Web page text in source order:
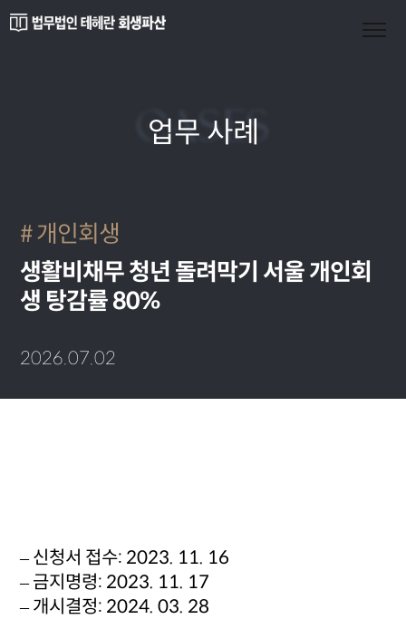
CASES
업무 사례
개인회생
생활비채무 청년 돌려막기 서울 개인회
생 탕감률 80%
2026.07.02
– 신청서 접수: 2023. 11. 16
– 금지명령: 2023. 11. 17
– 개시결정: 2024. 03. 28